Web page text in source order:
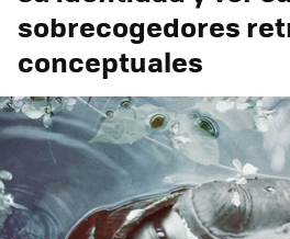
sobrecogedores
conceptuales